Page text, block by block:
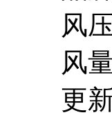
风
风
更